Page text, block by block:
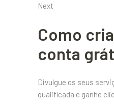
Next
Como
conta
Divulgue os seus
qualificada e ganhe